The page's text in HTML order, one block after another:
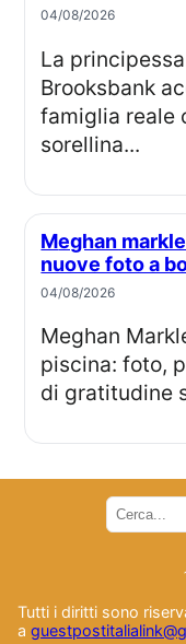
04/08/2026
La principessa Eugenia e Jack
Brooksbank
famiglia reale
sorellina...
Meghan markle festeggia 45 anni con
nuove foto a
04/08/2026
Meghan Markle festeggia 45 anni in
piscina: foto,
di gratitudine
Tutti i diritti sono
a